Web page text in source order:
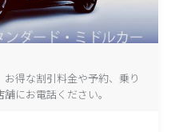
得な割引料金や予約、乗り
にお電話ください。